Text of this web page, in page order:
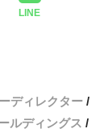
LINE
ディレクター
ルディングス